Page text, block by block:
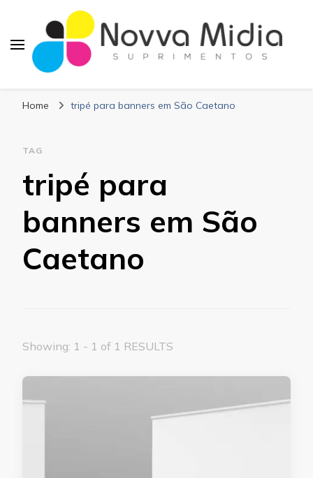
Suprimentos
Home tripé para banners em São Caetano
TAG
tripé para
banners em São
Caetano
Showing: 1 - 1 of 1 RESULTS